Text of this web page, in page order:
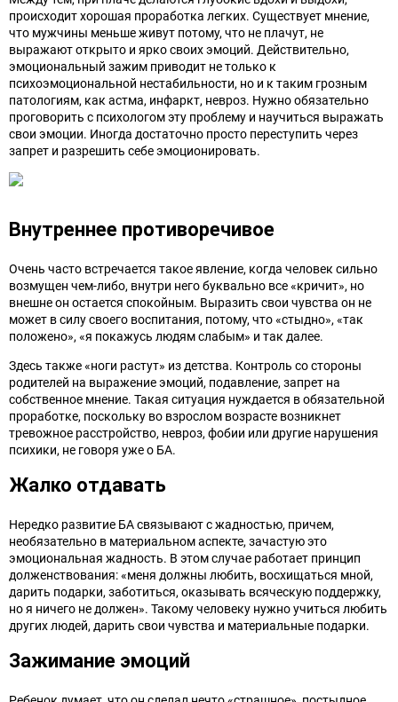
происходит хорошая проработка легких. Существует мнение,
что мужчины меньше живут потому, что не плачут, не
выражают открыто и ярко своих эмоций. Действительно,
эмоциональный зажим приводит не только к
психоэмоциональной нестабильности, но и к таким грозным
патологиям, как астма, инфаркт, невроз. Нужно обязательно
проговорить с психологом эту проблему и научиться выражать
свои эмоции. Иногда достаточно просто переступить через
запрет и разрешить себе эмоционировать.
Внутреннее противоречивое
Очень часто встречается такое явление, когда человек сильно
возмущен чем-либо, внутри него буквально все «кричит», но
внешне он остается спокойным. Выразить свои чувства он не
может в силу своего воспитания, потому, что «стыдно», «так
положено», «я покажусь людям слабым» и так далее.
Здесь также «ноги растут» из детства. Контроль со стороны
родителей на выражение эмоций, подавление, запрет на
собственное мнение. Такая ситуация нуждается в обязательной
проработке, поскольку во взрослом возрасте возникнет
тревожное расстройство, невроз, фобии или другие нарушения
психики, не говоря уже о БА.
Жалко отдавать
Нередко развитие БА связывают с жадностью, причем,
необязательно в материальном аспекте, зачастую это
эмоциональная жадность. В этом случае работает принцип
долженствования: «меня должны любить, восхищаться мной,
дарить подарки, заботиться, оказывать всяческую поддержку,
но я ничего не должен». Такому человеку нужно учиться любить
других людей, дарить свои чувства и материальные подарки.
Зажимание эмоций